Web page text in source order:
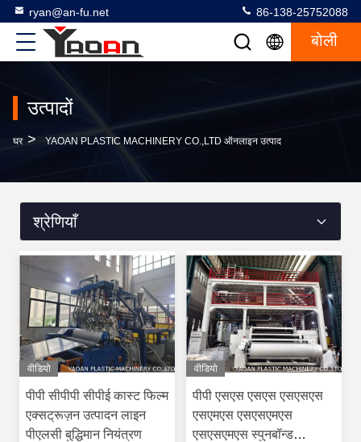
ryan@an-fu.net 86-138-25752088
बोली
उत्पादों
घर > YAOAN PLASTIC MACHINERY CO.,LTD ऑनलाइन उत्पाद
श्रेणियाँ
वीडियो
पीपी सीपीपी सीपीई कास्ट फिल्म
एक्सट्रूज़न उत्पादन लाइन
पीएलसी बुद्धिमान नियंत्रण
वीडियो
पीपी एसएस एसएस एसएसएस
एसएमएस एसएसएमएस
एसएसएमएस स्पुनबॉन्ड